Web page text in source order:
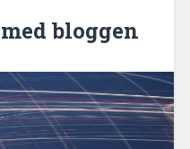
bloggen